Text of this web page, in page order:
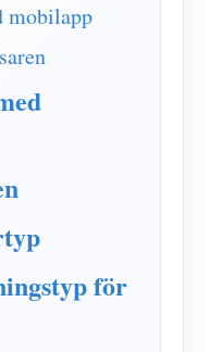
mobilapp
för